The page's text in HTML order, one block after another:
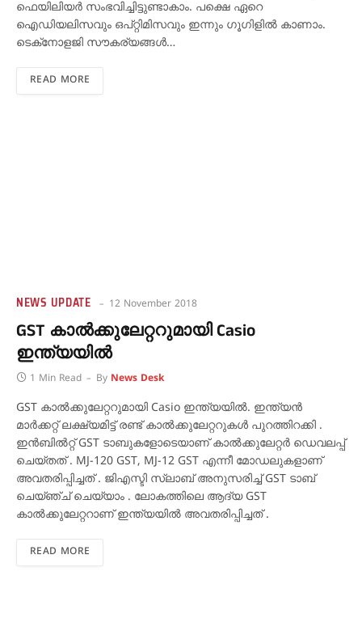
ഫെയിലിയര്‍ സംഭവിച്ചിട്ടുണ്ടാകാം. പക്ഷെ ഏറെ
ഐഡിയലിസവും ഒപ്റ്റിമിസവും ഇന്നും ഗൂഗിളില്‍ കാണാം.
ടെക്‌നോളജി സൗകര്യങ്ങള്‍…
READ MORE
NEWS UPDATE 12 November 2018
GST കാല്‍ക്കുലേറ്ററുമായി Casio
ഇന്ത്യയില്‍
1 Min Read By News Desk
GST കാല്‍ക്കുലേറ്ററുമായി Casio ഇന്ത്യയില്‍. ഇന്ത്യന്‍
മാര്‍ക്കറ്റ് ലക്ഷ്യമിട്ട് രണ്ട് കാല്‍ക്കുലേറ്ററുകള്‍ പുറത്തിറക്കി .
ഇന്‍ബില്‍റ്റ് GST ടാബുകളോടെയാണ് കാല്‍ക്കുലേറ്റര്‍ ഡെവലപ്പ്
ചെയ്തത് . MJ-120 GST, MJ-12 GST എന്നീ മോഡലുകളാണ്
അവതരിപ്പിച്ചത് . ജിഎസ്ടി സ്ലാബ് അനുസരിച്ച് GST ടാബ്
ചെയ്ഞ്ച് ചെയ്യാം . ലോകത്തിലെ ആദ്യ GST
കാല്‍ക്കുലേറ്ററാണ് ഇന്ത്യയില്‍ അവതരിപ്പിച്ചത് .
READ MORE